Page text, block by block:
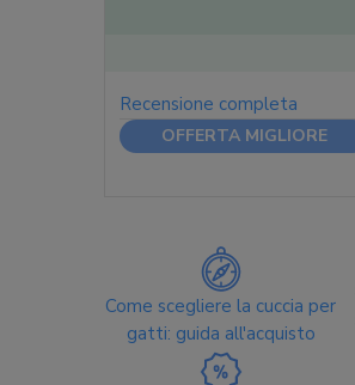
Recensione completa
OFFERTA MIGLIORE
Come scegliere la cuccia per
gatti: guida all'acquisto